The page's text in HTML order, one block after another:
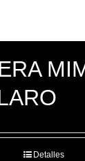
Detalles